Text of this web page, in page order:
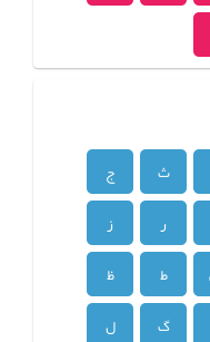
ث
ج
ر
ز
ط
ظ
گ
ل